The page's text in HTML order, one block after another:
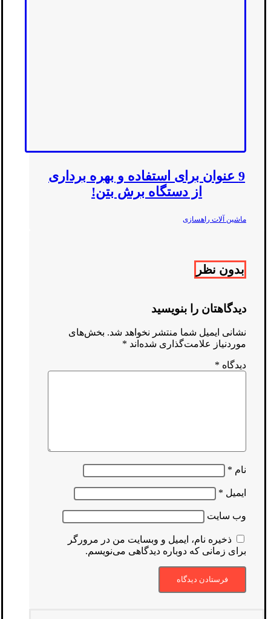
9 عنوان برای استفاده و بهره برداری
از دستگاه برش بتن!
ماشین آلات راهسازی
بدون نظر
دیدگاهتان را بنویسید
نشانی ایمیل شما منتشر نخواهد شد. بخش‌های
موردنیاز علامت‌گذاری شده‌اند *
دیدگاه *
نام *
ایمیل *
وب‌ سایت
ذخیره نام، ایمیل و وبسایت من در مرورگر
برای زمانی که دوباره دیدگاهی می‌نویسم.